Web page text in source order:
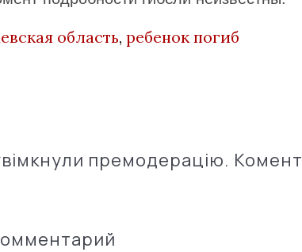
область, ребенок погиб
премодерацію.